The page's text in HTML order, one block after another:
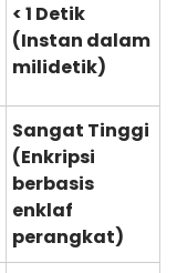
< 1 Detik
(Instan dalam
milidetik)
Sangat Tinggi
(Enkripsi
berbasis
enklaf
perangkat)